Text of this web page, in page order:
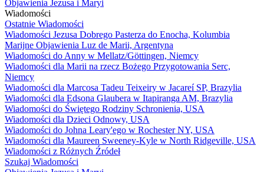
Objawienia Jezusa i Maryi
Wiadomości
Ostatnie Wiadomości
Wiadomości Jezusa Dobrego Pasterza do Enocha, Kolumbia
Marijne Objawienia Luz de Marii, Argentyna
Wiadomości do Anny w Mellatz/Göttingen, Niemcy
Wiadomości dla Marii na rzecz Bożego Przygotowania Serc,
Niemcy
Wiadomości dla Marcosa Tadeu Teixeiry w Jacareí SP, Brazylia
Wiadomości dla Edsona Glaubera w Itapiranga AM, Brazylia
Wiadomości do Świętego Rodziny Schronienia, USA
Wiadomości dla Dzieci Odnowy, USA
Wiadomości do Johna Leary'ego w Rochester NY, USA
Wiadomości dla Maureen Sweeney-Kyle w North Ridgeville, USA
Wiadomości z Różnych Źródeł
Szukaj Wiadomości